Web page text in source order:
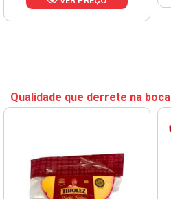
Qualidade que derrete na boca